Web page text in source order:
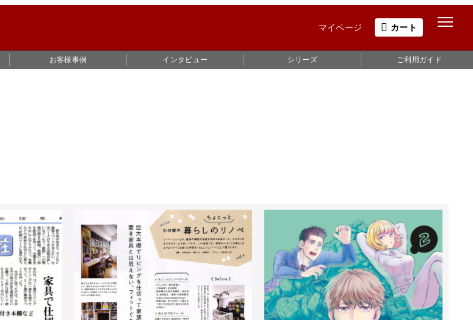
マイページ カート
お客様事例 インタビュー シリーズ ご利用ガイド